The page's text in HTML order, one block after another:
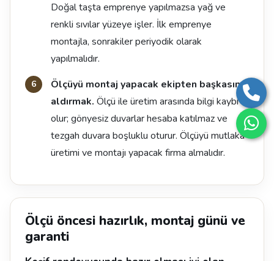
Doğal taşta emprenye yapılmazsa yağ ve
renkli sıvılar yüzeye işler. İlk emprenye
montajla, sonrakiler periyodik olarak
yapılmalıdır.
Ölçüyü montaj yapacak ekipten başkasına
aldırmak. Ölçü ile üretim arasında bilgi kaybı
olur; gönyesiz duvarlar hesaba katılmaz ve
tezgah duvara boşluklu oturur. Ölçüyü mutlaka
üretimi ve montajı yapacak firma almalıdır.
Ölçü öncesi hazırlık, montaj günü ve
garanti